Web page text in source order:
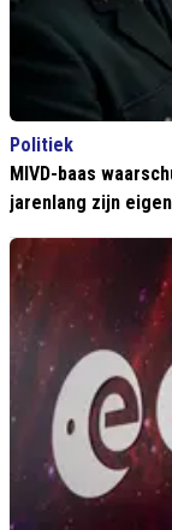
Politiek
MIVD-baas
jarenlang zijn